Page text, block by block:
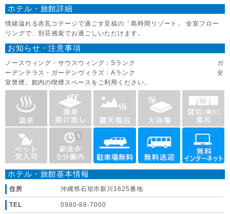
ホテル・旅館詳細
情緒溢れる赤瓦コテージで過ごす至福の「島時間リゾート」 全室フロー
リングで、別荘感覚でお過ごしいただけます。
お知らせ・注意事項
ノースウィング・サウスウィング：Sランク ガ
ーデンテラス・ガーデンヴィラズ：Aランク 全
室禁煙。館内の喫煙スペースをご利用ください。
ホテル・旅館基本情報
住所 沖縄県石垣市新川1625番地
TEL 0980-88-7000